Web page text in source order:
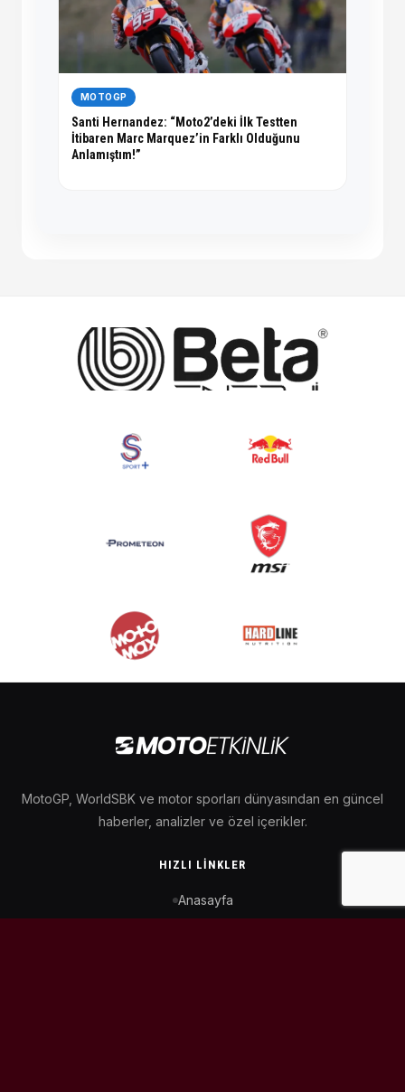
MOTOGP
Santi Hernandez: “Moto2’deki İlk Testten
İtibaren Marc Marquez’in Farklı Olduğunu
Anlamıştım!”
MotoGP, WorldSBK ve motor sporları dünyasından en güncel
haberler, analizler ve özel içerikler.
HIZLI LINKLER
Anasayfa